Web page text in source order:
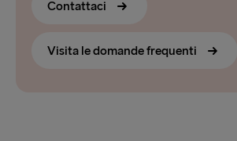
Contattaci
Visita le domande frequenti